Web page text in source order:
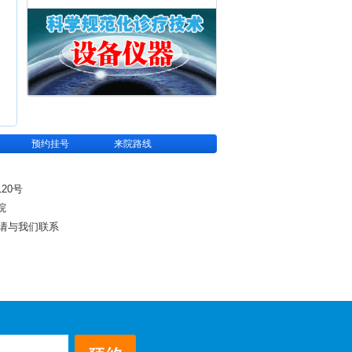
预约挂号 来院路线
号
与我们联系